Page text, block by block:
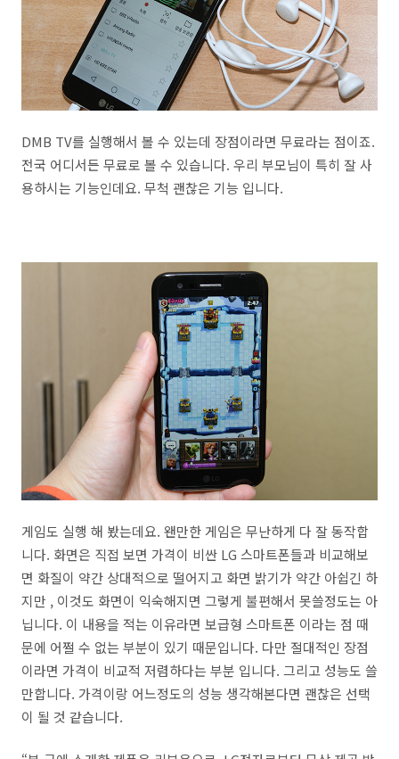
DMB TV를 실행해서 볼 수 있는데 장점이라면 무료라는 점이죠.
전국 어디서든 무료로 볼 수 있습니다. 우리 부모님이 특히 잘 사
용하시는 기능인데요. 무척 괜찮은 기능 입니다.
게임도 실행 해 봤는데요. 왠만한 게임은 무난하게 다 잘 동작합
니다. 화면은 직접 보면 가격이 비싼 LG 스마트폰들과 비교해보
면 화질이 약간 상대적으로 떨어지고 화면 밝기가 약간 아쉽긴 하
지만 , 이것도 화면이 익숙해지면 그렇게 불편해서 못쓸정도는 아
닙니다. 이 내용을 적는 이유라면 보급형 스마트폰 이라는 점 때
문에 어쩔 수 없는 부분이 있기 때문입니다. 다만 절대적인 장점
이라면 가격이 비교적 저렴하다는 부분 입니다. 그리고 성능도 쓸
만합니다. 가격이랑 어느정도의 성능 생각해본다면 괜찮은 선택
이 될 것 같습니다.